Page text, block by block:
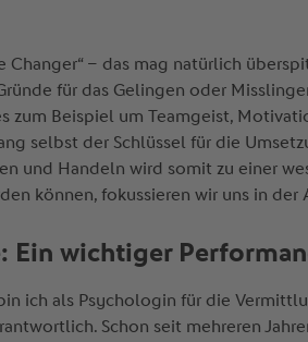
Changer“ – das mag natürlich
für das Gelingen oder
zum Beispiel um Teamgeist,
selbst der Schlüssel für die
und Handeln wird somit zu einer
können, fokussieren wir uns in
wichtiger
ich als Psychologin für die
Schon seit mehreren